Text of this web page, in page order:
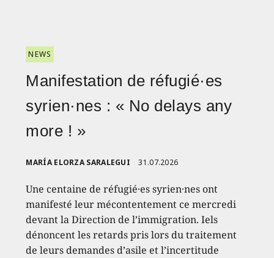
NEWS
Manifestation de réfugié·es
syrien·nes : « No delays any
more ! »
MARÍA ELORZA SARALEGUI 31.07.2026
Une centaine de réfugié·es syrien·nes ont
manifesté leur mécontentement ce mercredi
devant la Direction de l’immigration. Iels
dénoncent les retards pris lors du traitement
de leurs demandes d’asile et l’incertitude